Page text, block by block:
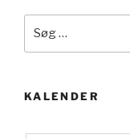
efter:
KALENDER